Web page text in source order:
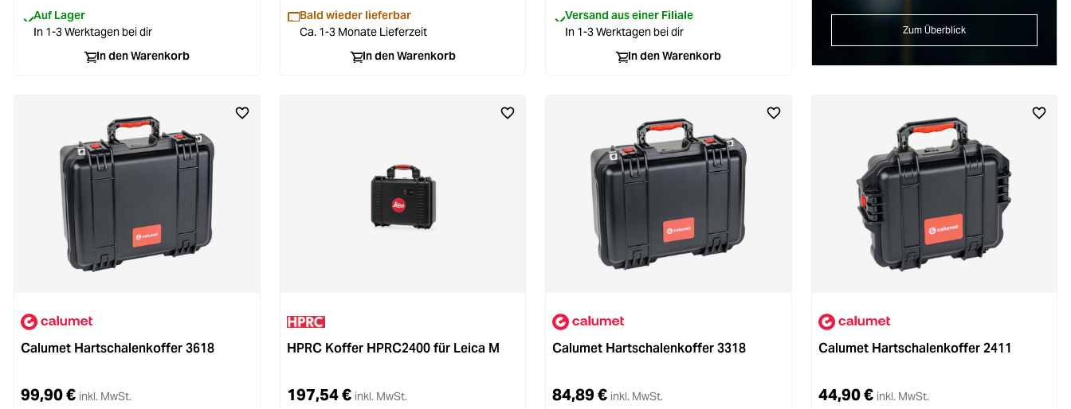
Auf Lager
In 1-3 Werktagen bei dir
In den Warenkorb
Bald wieder lieferbar
Ca. 1-3 Monate Lieferzeit
In den Warenkorb
Versand aus einer Filiale
In 1-3 Werktagen bei dir
In den Warenkorb
Zum Überblick
Calumet Hartschalenkoffer 3618
99,90 € inkl. MwSt.
HPRC Koffer HPRC2400 für Leica M
197,54 € inkl. MwSt.
Calumet Hartschalenkoffer 3318
84,89 € inkl. MwSt.
Calumet Hartschalenkoffer 2411
44,90 € inkl. MwSt.